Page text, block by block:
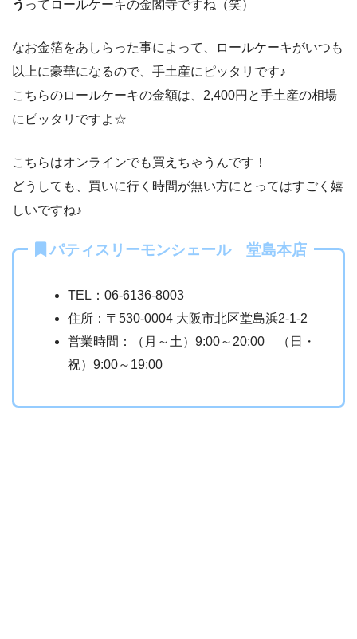
う ってロールケーキの金閣寺ですね（笑）
なお金箔をあしらった事によって、ロールケーキがいつも
以上に豪華になるので、手土産にピッタリです♪
こちらのロールケーキの金額は、2,400円と手土産の相場
にピッタリですよ☆
こちらはオンラインでも買えちゃうんです！
どうしても、買いに行く時間が無い方にとってはすごく嬉
しいですね♪
パティスリーモンシェール 堂島本店
TEL：06-6136-8003
住所：〒530-0004 大阪市北区堂島浜2-1-2
営業時間：（月～土）9:00～20:00 （日・
祝）9:00～19:00